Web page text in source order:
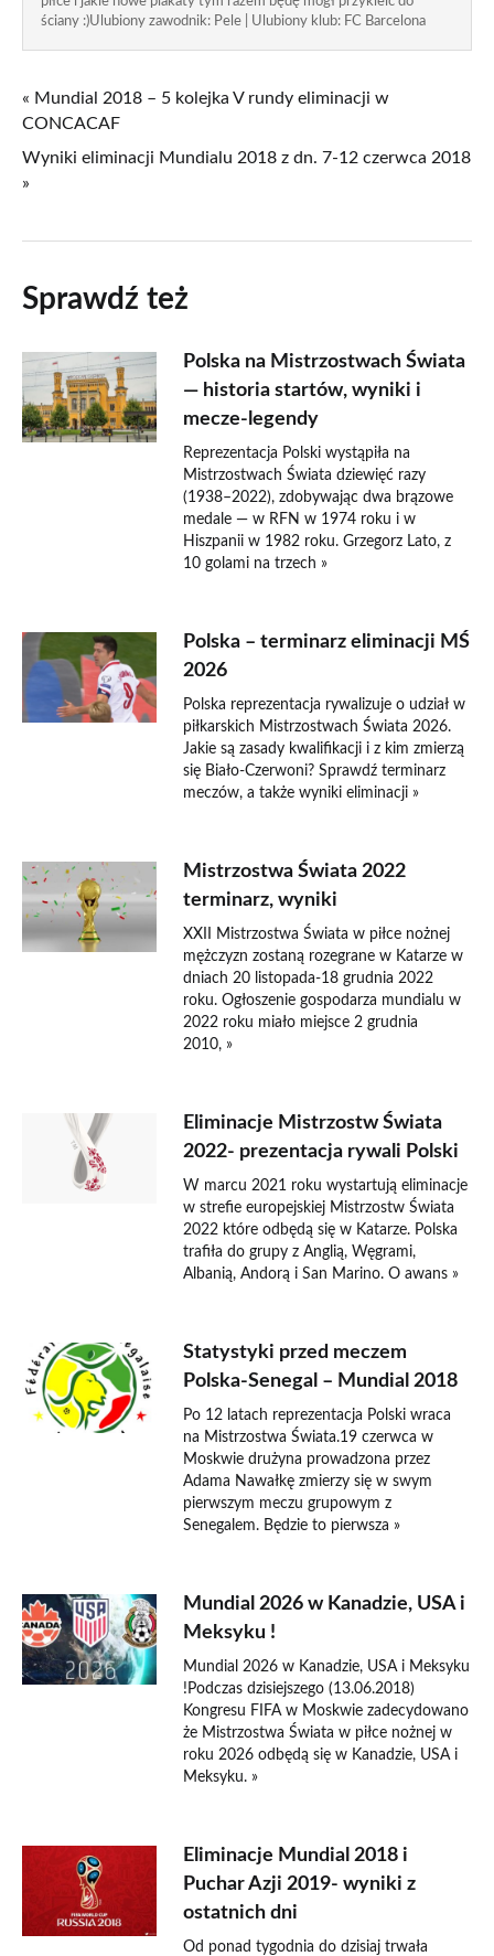
ściany :)Ulubiony zawodnik: Pele | Ulubiony klub: FC Barcelona
« Mundial 2018 – 5 kolejka V rundy eliminacji w
CONCACAF
Wyniki eliminacji Mundialu 2018 z dn. 7-12 czerwca 2018
»
Sprawdź też
Polska na Mistrzostwach Świata
— historia startów, wyniki i
mecze-legendy
Reprezentacja Polski wystąpiła na
Mistrzostwach Świata dziewięć razy
(1938–2022), zdobywając dwa brązowe
medale — w RFN w 1974 roku i w
Hiszpanii w 1982 roku. Grzegorz Lato, z
10 golami na trzech »
Polska – terminarz eliminacji MŚ
2026
Polska reprezentacja rywalizuje o udział w
piłkarskich Mistrzostwach Świata 2026.
Jakie są zasady kwalifikacji i z kim zmierzą
się Biało-Czerwoni? Sprawdź terminarz
meczów, a także wyniki eliminacji »
Mistrzostwa Świata 2022
terminarz, wyniki
XXII Mistrzostwa Świata w piłce nożnej
mężczyzn zostaną rozegrane w Katarze w
dniach 20 listopada-18 grudnia 2022
roku. Ogłoszenie gospodarza mundialu w
2022 roku miało miejsce 2 grudnia
2010, »
Eliminacje Mistrzostw Świata
2022- prezentacja rywali Polski
W marcu 2021 roku wystartują eliminacje
w strefie europejskiej Mistrzostw Świata
2022 które odbędą się w Katarze. Polska
trafiła do grupy z Anglią, Węgrami,
Albanią, Andorą i San Marino. O awans »
Statystyki przed meczem
Polska-Senegal – Mundial 2018
Po 12 latach reprezentacja Polski wraca
na Mistrzostwa Świata.19 czerwca w
Moskwie drużyna prowadzona przez
Adama Nawałkę zmierzy się w swym
pierwszym meczu grupowym z
Senegalem. Będzie to pierwsza »
Mundial 2026 w Kanadzie, USA i
Meksyku !
Mundial 2026 w Kanadzie, USA i Meksyku
!Podczas dzisiejszego (13.06.2018)
Kongresu FIFA w Moskwie zadecydowano
że Mistrzostwa Świata w piłce nożnej w
roku 2026 odbędą się w Kanadzie, USA i
Meksyku. »
Eliminacje Mundial 2018 i
Puchar Azji 2019- wyniki z
ostatnich dni
Od ponad tygodnia do dzisiaj trwała